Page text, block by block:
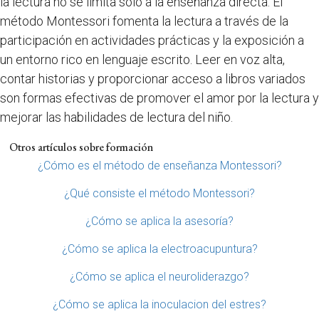
método Montessori fomenta la lectura a través de la
participación en actividades prácticas y la exposición a
un entorno rico en lenguaje escrito. Leer en voz alta,
contar historias y proporcionar acceso a libros variados
son formas efectivas de promover el amor por la lectura y
mejorar las habilidades de lectura del niño.
Otros artículos sobre formación
¿Cómo es el método de enseñanza Montessori?
¿Qué consiste el método Montessori?
¿Cómo se aplica la asesoría?
¿Cómo se aplica la electroacupuntura?
¿Cómo se aplica el neuroliderazgo?
¿Cómo se aplica la inoculacion del estres?